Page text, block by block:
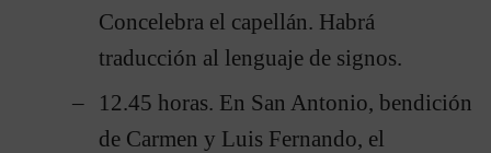
Concelebra el capellán. Habrá
traducción al lenguaje de signos.
12.45 horas. En San Antonio, bendición
de Carmen y Luis Fernando, el